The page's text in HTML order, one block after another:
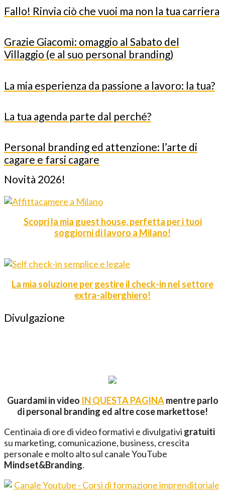
Fallo! Rinvia ciò che vuoi ma non la tua carriera
Grazie Giacomì: omaggio al Sabato del
Villaggio (e al suo personal branding)
La mia esperienza da passione a lavoro: la tua?
La tua agenda parte dal perché?
Personal branding ed attenzione: l’arte di
cagare e farsi cagare
Novità 2026!
Scopri la mia guest house, perfetta per i tuoi
soggiorni di lavoro a Milano!
La mia soluzione per gestire il check-in nel settore
extra-alberghiero!
Divulgazione
Guardami in video IN QUESTA PAGINAmentre parlo
di personal branding ed altre cose markettose!
Centinaia di ore di video formativi e divulgativi gratuiti
su marketing, comunicazione, business, crescita
personale e molto alto sul canale YouTube
Mindset&Branding.